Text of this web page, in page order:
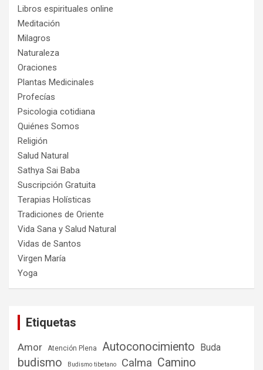
Libros espirituales online
Meditación
Milagros
Naturaleza
Oraciones
Plantas Medicinales
Profecías
Psicologia cotidiana
Quiénes Somos
Religión
Salud Natural
Sathya Sai Baba
Suscripción Gratuita
Terapias Holísticas
Tradiciones de Oriente
Vida Sana y Salud Natural
Vidas de Santos
Virgen María
Yoga
Etiquetas
Amor Atención Plena Autoconocimiento Buda
budismo Budismo tibetano Calma Camino